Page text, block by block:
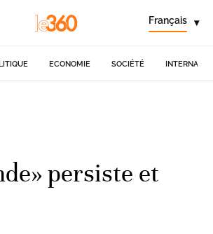
Français ▾
ECONOMIE SOCIÉTÉ
persiste et